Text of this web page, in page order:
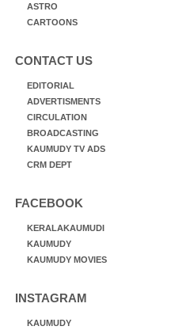
ASTRO
CARTOONS
CONTACT US
EDITORIAL
ADVERTISMENTS
CIRCULATION
BROADCASTING
KAUMUDY TV ADS
CRM DEPT
FACEBOOK
KERALAKAUMUDI
KAUMUDY
KAUMUDY MOVIES
INSTAGRAM
KAUMUDY